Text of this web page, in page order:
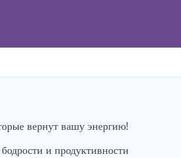
вернут вашу энергию!
и продуктивности